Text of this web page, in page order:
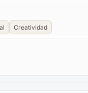
Creatividad